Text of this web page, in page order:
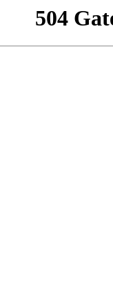
504